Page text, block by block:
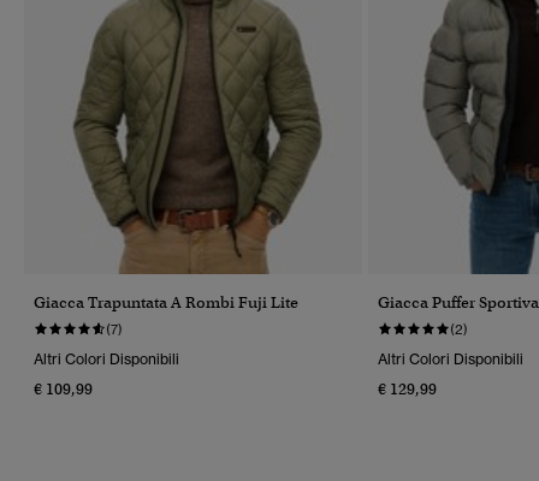
Giacca Trapuntata A Rombi Fuji Lite
(7)
Altri Colori Disponibili
€ 109,99
Giacca Puffer
(2)
Altri Colori Disponibili
€ 129,99